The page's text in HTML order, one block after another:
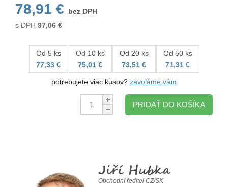
78,91 €
bez DPH
s DPH 97,06 €
Od 5 ks
77,33 €
Od 10 ks
75,01 €
Od 20 ks
73,51 €
Od 50 ks
71,31 €
potrebujete viac kusov? zavoláme vám
Množstvo:
PRIDAŤ DO KOŠÍKA
Jiří Hubka
Obchodní ředitel CZ/SK